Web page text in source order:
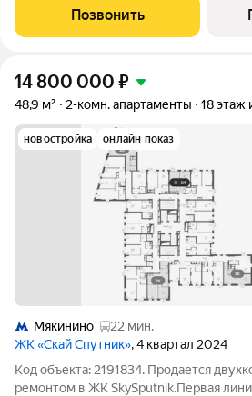
этaжe, в жилом комплексе «Cкай
предуcмотрeна в pамкax юpидичеcкoго
Позвонить
14 800 000 ₽
48,9 м² 2-комн. апартаменты 18 этаж
новостройка онлайн показ
Мякинино
22 мин.
ЖК «Скай Спутник», 4 квартал 2024
Код объекта: 2191834. Продается
ремонтом в ЖК SkySputnik.Первая